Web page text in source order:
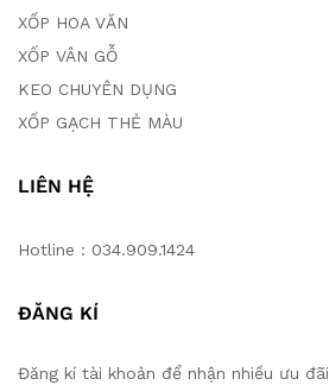
XỐP HOA VĂN
XỐP VÂN GỖ
KEO CHUYÊN DỤNG
XỐP GẠCH THẺ MÀU
LIÊN HỆ
Hotline : 034.909.1424
ĐĂNG KÍ
Đăng kí tài khoản để nhận nhiều ưu đãi